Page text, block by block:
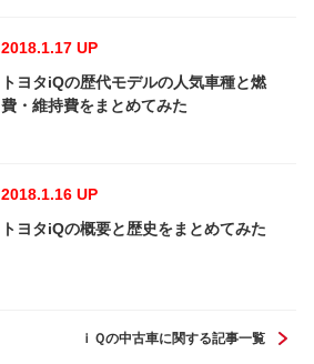
2018.1.17 UP
トヨタiQの歴代モデルの人気車種と燃
費・維持費をまとめてみた
2018.1.16 UP
トヨタiQの概要と歴史をまとめてみた
ｉＱの中古車に関する記事一覧